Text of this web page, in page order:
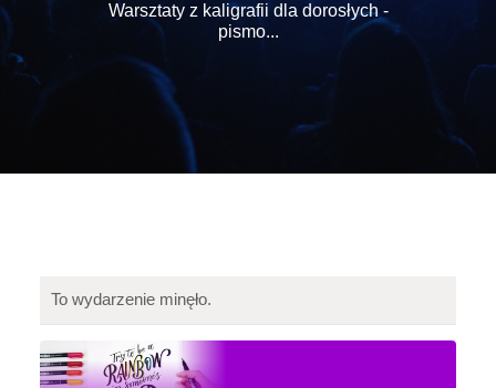
Warsztaty z kaligrafii dla dorosłych -
pismo...
To wydarzenie minęło.